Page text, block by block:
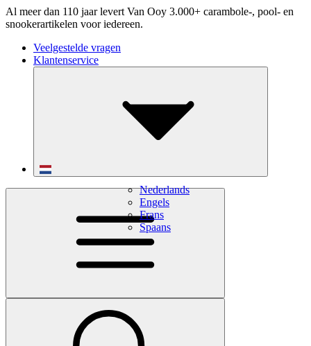
Al meer dan 110 jaar levert Van Ooy 3.000+ carambole-, pool- en
snookerartikelen voor iedereen.
Veelgestelde vragen
Klantenservice
Nederlands
Engels
Frans
Spaans